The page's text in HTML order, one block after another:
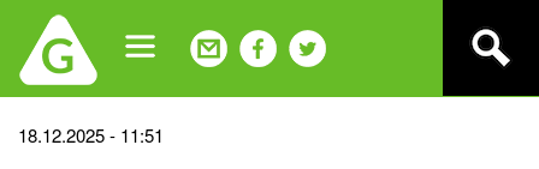
navigation
Back
18.12.2025 - 11:51